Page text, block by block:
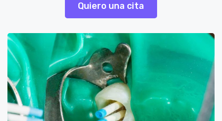
Quiero una cita